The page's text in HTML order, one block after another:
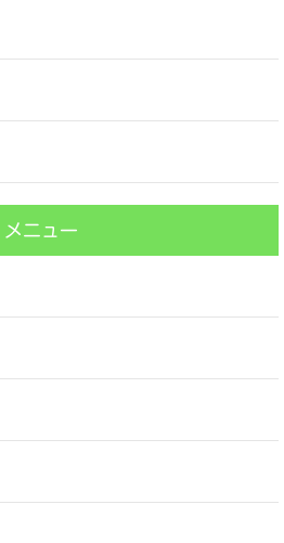
メニュー